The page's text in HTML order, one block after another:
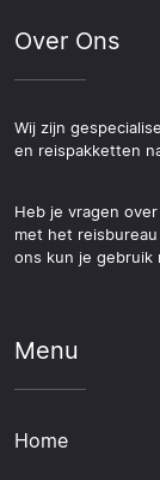
Over Ons
Wij zijn
en reispakketten
Heb je vragen
met het
ons kun je gebruik
Menu
Home